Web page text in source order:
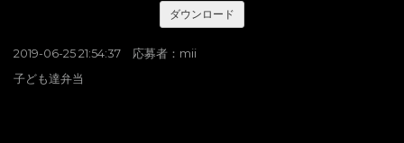
ダウンロード
2019-06-25 21:54:37 応募者：mii
子ども達弁当